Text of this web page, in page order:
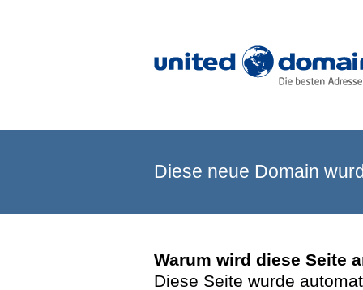
Diese neue Domain
Warum wird diese Seite
Diese Seite wurde